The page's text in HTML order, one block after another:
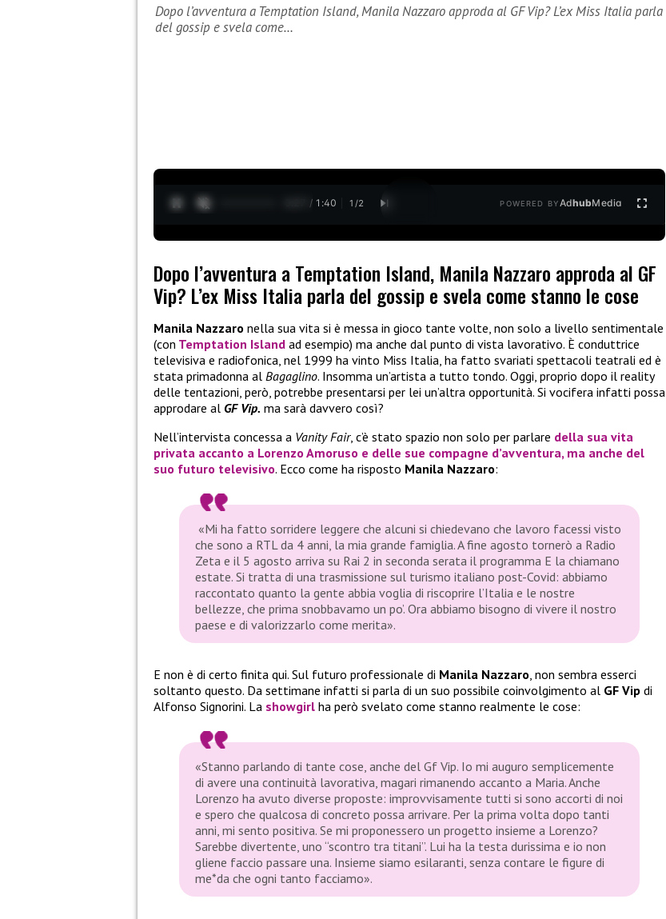
Dopo l’avventura a Temptation Island, Manila Nazzaro approda al GF Vip? L’ex Miss Italia parla
del gossip e svela come…
0:28 / 1:40 1 /2 POWERED BYAdhubMedia
Dopo l’avventura a Temptation Island, Manila Nazzaro approda al GF
Vip? L’ex Miss Italia parla del gossip e svela come stanno le cose
Manila Nazzaro nella sua vita si è messa in gioco tante volte, non solo a livello sentimentale
(con Temptation Island ad esempio) ma anche dal punto di vista lavorativo. È conduttrice
televisiva e radiofonica, nel 1999 ha vinto Miss Italia, ha fatto svariati spettacoli teatrali ed è
stata primadonna al Bagaglino. Insomma un’artista a tutto tondo. Oggi, proprio dopo il reality
delle tentazioni, però, potrebbe presentarsi per lei un’altra opportunità. Si vocifera infatti possa
approdare al GF Vip. ma sarà davvero così?
Nell’intervista concessa a Vanity Fair, c’è stato spazio non solo per parlare della sua vita
privata accanto a Lorenzo Amoruso e delle sue compagne d’avventura, ma anche del
suo futuro televisivo. Ecco come ha risposto Manila Nazzaro:
«Mi ha fatto sorridere leggere che alcuni si chiedevano che lavoro facessi visto
che sono a RTL da 4 anni, la mia grande famiglia.A fine agosto tornerò a Radio
Zeta e il 5 agosto arriva su Rai 2 in seconda serata il programma E la chiamano
estate. Si tratta di una trasmissione sul turismo italiano post-Covid: abbiamo
raccontato quanto la gente abbia voglia di riscoprire l’Italia e le nostre
bellezze, che prima snobbavamo un po’. Ora abbiamo bisogno di vivere il nostro
paese e di valorizzarlo come merita».
E non è di certo finita qui. Sul futuro professionale di Manila Nazzaro, non sembra esserci
soltanto questo. Da settimane infatti si parla di un suo possibile coinvolgimento al GF Vip di
Alfonso Signorini. La showgirl ha però svelato come stanno realmente le cose:
«Stanno parlando di tante cose, anche del Gf Vip. Io mi auguro semplicemente
di avere una continuità lavorativa, magari rimanendo accanto a Maria. Anche
Lorenzo ha avuto diverse proposte: improvvisamente tutti si sono accorti di noi
e spero che qualcosa di concreto possa arrivare. Per la prima volta dopo tanti
anni, mi sento positiva. Se mi proponessero un progetto insieme a Lorenzo?
Sarebbe divertente, uno “scontro tra titani”. Lui ha la testa durissima e io non
gliene faccio passare una. Insieme siamo esilaranti, senza contare le figure di
me*da che ogni tanto facciamo».